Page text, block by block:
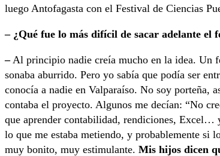
luego Antofagasta con el Festival de Ciencias
– ¿Qué fue lo más difícil de sacar adelante el
–Al principio nadie creía mucho en la idea. Un
sonaba aburrido. Pero yo sabía que podía ser
conocía a nadie en Valparaíso. No soy porteña,
contaba el proyecto. Algunos me decían: “No
que aprender contabilidad, rendiciones, Excel…
lo que me estaba metiendo, y probablemente si
muy bonito, muy estimulante. Mis hijos dicen